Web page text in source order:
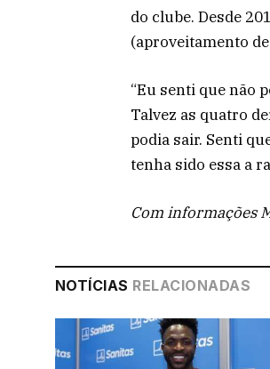
do clube. Desde
(aproveitamento
“Eu senti que não
Talvez as quatro
podia sair. Senti
tenha sido essa a
Com informações
NOTÍCIAS RELACIONADAS